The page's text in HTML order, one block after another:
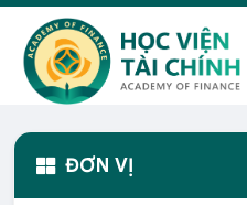
ĐƠN VỊ